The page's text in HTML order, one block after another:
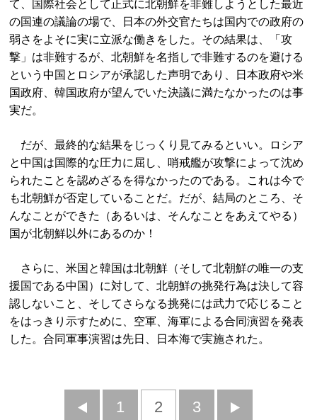
て、国際社会として正式に北朝鮮を非難しようとした最近
の国連の議論の場で、日本の外交官たちは国内での政府の
弱さをよそに実に立派な働きをした。その結果は、「攻
撃」は非難するが、北朝鮮を名指しで非難するのを避ける
という中国とロシアが承認した声明であり、日本政府や米
国政府、韓国政府が望んでいた決議に満たなかったのは事
実だ。
だが、最終的な結果をじっくり見てみるといい。ロシア
と中国は国際的な圧力に屈し、哨戒艦が攻撃によって沈め
られたことを認めざるを得なかったのである。これは今で
も北朝鮮が否定していることだ。だが、結局のところ、そ
んなことができた（あるいは、そんなことをあえてやる）
国が北朝鮮以外にあるのか！
さらに、米国と韓国は北朝鮮（そして北朝鮮の唯一の支
援国である中国）に対して、北朝鮮の挑発行為は決して容
認しないこと、そしてさらなる挑発には武力で応じること
をはっきり示すために、空軍、海軍による合同演習を発表
した。合同軍事演習は先日、日本海で実施された。
前
1 2 3